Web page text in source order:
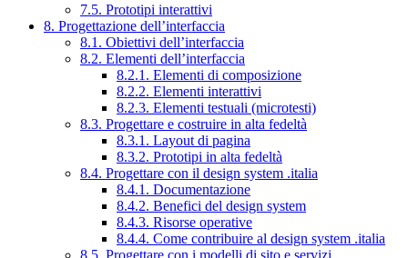
7.5. Prototipi interattivi
8. Progettazione dell’interfaccia
8.1. Obiettivi dell’interfaccia
8.2. Elementi dell’interfaccia
8.2.1. Elementi di composizione
8.2.2. Elementi interattivi
8.2.3. Elementi testuali (microtesti)
8.3. Progettare e costruire in alta fedeltà
8.3.1. Layout di pagina
8.3.2. Prototipi in alta fedeltà
8.4. Progettare con il design system .italia
8.4.1. Documentazione
8.4.2. Benefici del design system
8.4.3. Risorse operative
8.4.4. Come contribuire al design system .italia
8.5. Progettare con i modelli di sito e servizi